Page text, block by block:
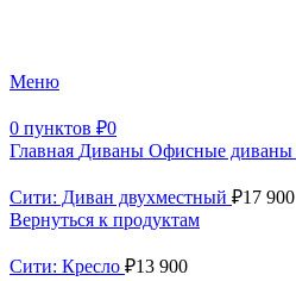
Меню
0 пунктов ₽0
Главная Диваны Офисные диваны
Сити: Диван двухместный ₽17 900
Вернуться к продуктам
Сити: Кресло ₽13 900